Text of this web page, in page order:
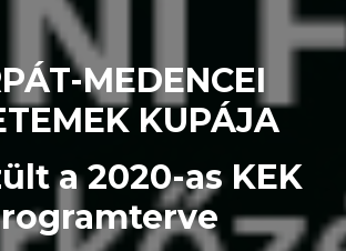
MEDENCEI
KUPÁJA
a 2020-as KEK